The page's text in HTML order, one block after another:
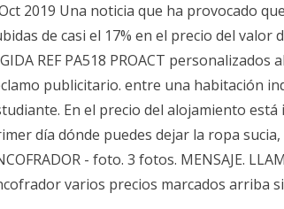
2019 Una noticia que ha provocado
de casi el 17% en el precio del valor
REF PA518 PROACT
publicitario. entre una habitación
En el precio del alojamiento
día dónde puedes dejar la ropa
- foto. 3 fotos. MENSAJE.
varios precios marcados arriba